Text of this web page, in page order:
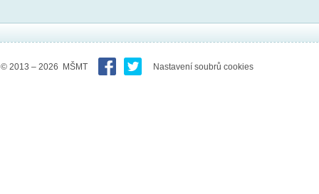
© 2013 – 2026 MŠMT Nastavení soubrů cookies